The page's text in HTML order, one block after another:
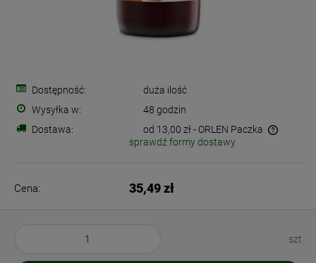
Dostępność:
duża ilość
Wysyłka w:
48 godzin
Dostawa:
od 13,00 zł- ORLEN Paczka
Cena nie zawiera ewentualnych kosztów płatności
sprawdź formy dostawy
Cena: 35,49 zł
szt